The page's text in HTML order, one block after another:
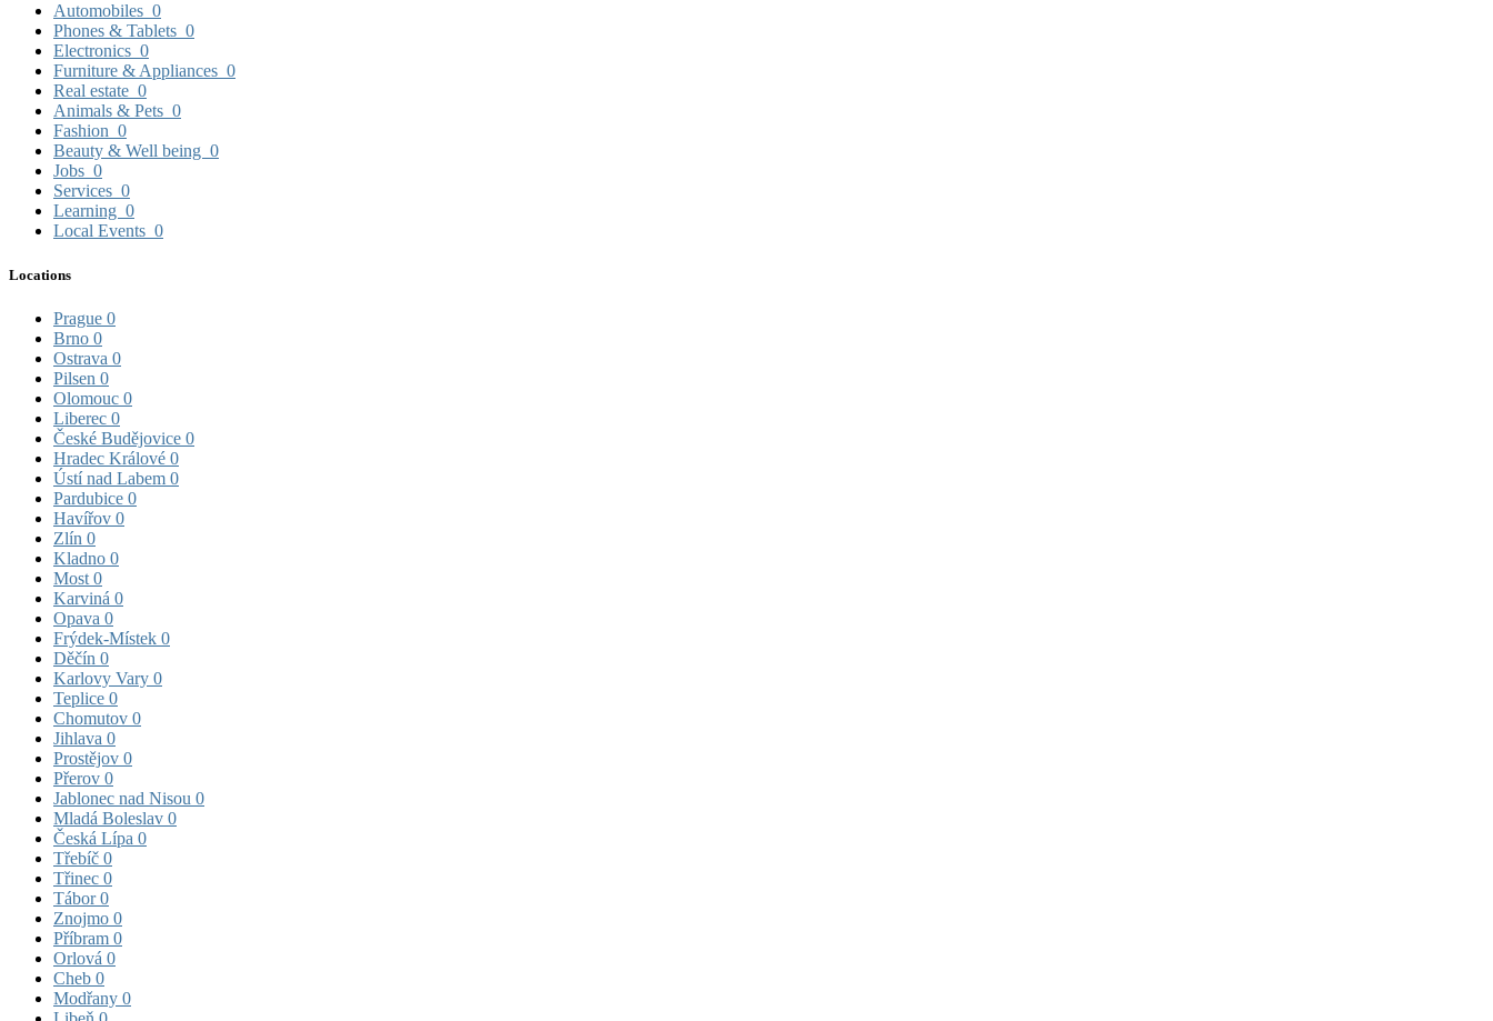
Automobiles 0
Phones & Tablets 0
Electronics 0
Furniture & Appliances 0
Real estate 0
Animals & Pets 0
Fashion 0
Beauty & Well being 0
Jobs 0
Services 0
Learning 0
Local Events 0
Locations
Prague 0
Brno 0
Ostrava 0
Pilsen 0
Olomouc 0
Liberec 0
České Budějovice 0
Hradec Králové 0
Ústí nad Labem 0
Pardubice 0
Havířov 0
Zlín 0
Kladno 0
Most 0
Karviná 0
Opava 0
Frýdek-Místek 0
Děčín 0
Karlovy Vary 0
Teplice 0
Chomutov 0
Jihlava 0
Prostějov 0
Přerov 0
Jablonec nad Nisou 0
Mladá Boleslav 0
Česká Lípa 0
Třebíč 0
Třinec 0
Tábor0
Znojmo 0
Příbram 0
Orlová 0
Cheb 0
Modřany 0